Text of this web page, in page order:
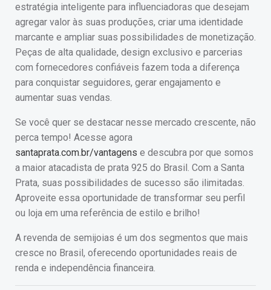
estratégia inteligente para influenciadoras que desejam
agregar valor às suas produções, criar uma identidade
marcante e ampliar suas possibilidades de monetização.
Peças de alta qualidade, design exclusivo e parcerias
com fornecedores confiáveis fazem toda a diferença
para conquistar seguidores, gerar engajamento e
aumentar suas vendas.
Se você quer se destacar nesse mercado crescente, não
perca tempo! Acesse agora
santaprata.com.br/vantagens e descubra por que somos
a maior atacadista de prata 925 do Brasil. Com a Santa
Prata, suas possibilidades de sucesso são ilimitadas.
Aproveite essa oportunidade de transformar seu perfil
ou loja em uma referência de estilo e brilho!
A revenda de semijoias é um dos segmentos que mais
cresce no Brasil, oferecendo oportunidades reais de
renda e independência financeira.